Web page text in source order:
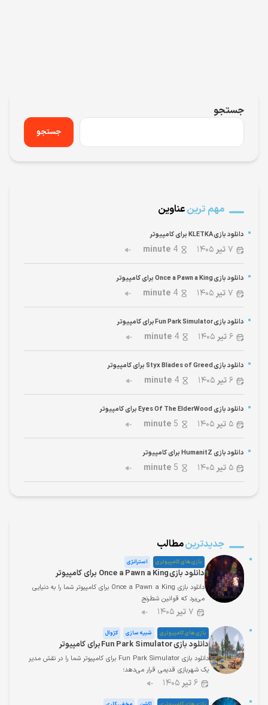
جستجو
جستجو
مهم ترینعناوین
دانلود بازی KLETKA برای کامپیوتر
۷تیر ۱۴۰۵ 4
minute
دانلود بازی Once a Pawn a King برای کامپیوتر
۷تیر ۱۴۰۵ 4
minute
دانلود بازی Fun Park Simulator برای کامپیوتر
۶تیر ۱۴۰۵ 4
minute
دانلود بازی Styx Blades of Greed برای کامپیوتر
۶تیر ۱۴۰۵ 4
minute
دانلود بازی Eyes Of The ElderWood برای کامپیوتر
۵ تیر ۱۴۰۵ 5
minute
دانلود بازی HumanitZ برای کامپیوتر
۵ تیر ۱۴۰۵ 5
minute
جدیدترینمطالب
بازی های کامپیوتری استراتژی
دانلود بازی Once a Pawn a King برای کامپیوتر
دانلود بازی Once a Pawn a King برای کامپیوتر شما را به دنیایی
می‌برد که قوانین شطرنج
۷ تیر ۱۴۰۵
بازی های کامپیوتری شبیه سازی کژوال
دانلود بازی Fun Park Simulator برای کامپیوتر
دانلود بازی Fun Park Simulator برای کامپیوتر شما را در نقش مدیر
یک شهربازی قدیمی قرار می‌دهد؛
۶تیر ۱۴۰۵